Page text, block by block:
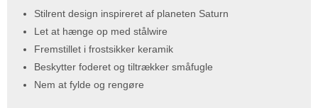
Stilrent design inspireret af planeten Saturn
Let at hænge op med stålwire
Fremstillet i frostsikker keramik
Beskytter foderet og tiltrækker småfugle
Nem at fylde og rengøre